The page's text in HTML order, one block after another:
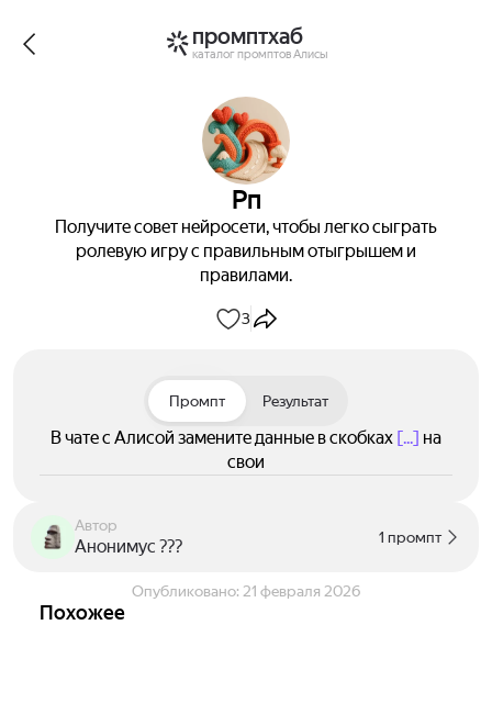
промптхаб
каталог промптов Алисы
Рп
Получите совет нейросети, чтобы легко сыграть
ролевую игру с правильным отыгрышем и
правилами.
3
Промпт Результат
В чате с Алисой замените данные в скобках [...] на
свои
Автор
Анонимус ??? 1 промпт
Опубликовано: 21 февраля 2026
Похожее